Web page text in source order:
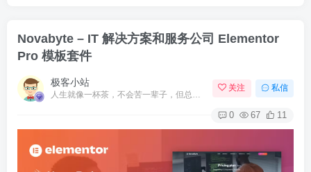
Novabyte – IT 解决方案和服务公司 Elementor
Pro 模板套件
极客小站
人生就像一杯茶，不会苦一辈子，但总会苦一阵子
关注 私信
0 67 11